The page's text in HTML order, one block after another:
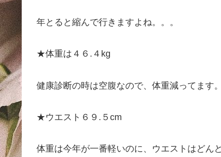
年とると縮んで行きますよね。。。
★体重は４６.４kg
健康診断の時は空腹なので、体重減ってます
★ウエスト６９.５cm
体重は今年が一番軽いのに、ウエストはどん